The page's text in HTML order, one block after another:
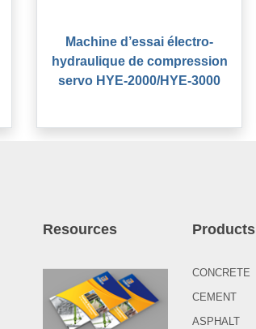
Machine d’essai électro-
hydraulique de compression
servo HYE-2000/HYE-3000
Resources Products
CONCRETE
CEMENT
ASPHALT